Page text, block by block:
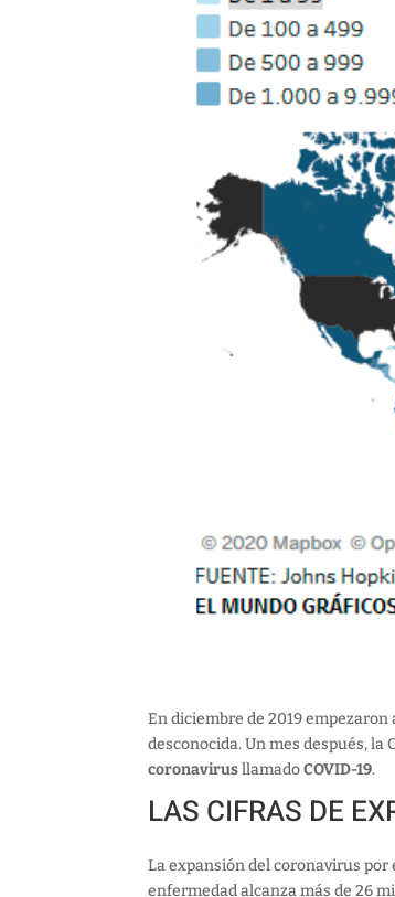
En diciembre de 2019
desconocida. Un mes después, la
coronavirusllamadoCOVID-19.
LAS CIFRAS DE
La expansión del coronavirus por
enfermedad alcanza más de 26